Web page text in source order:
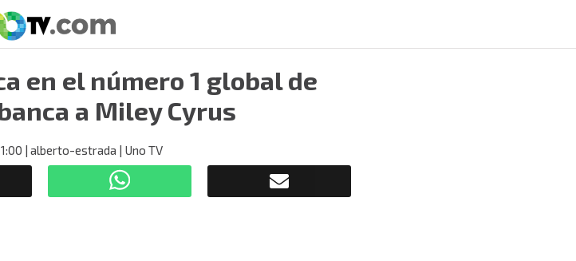
en el número 1 global de
a Miley Cyrus
| alberto-estrada | Uno TV